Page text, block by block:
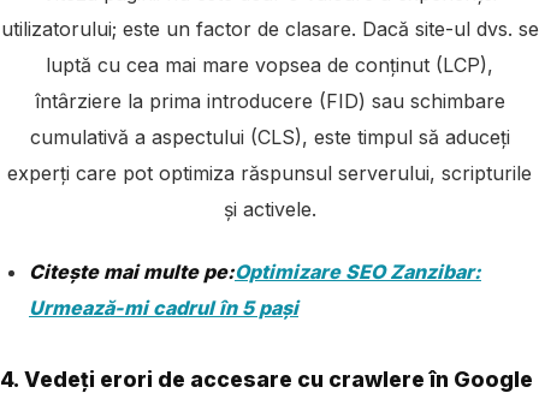
utilizatorului; este un factor de clasare. Dacă site-ul dvs. se
luptă cu cea mai mare vopsea de conținut (LCP),
întârziere la prima introducere (FID) sau schimbare
cumulativă a aspectului (CLS), este timpul să aduceți
experți care pot optimiza răspunsul serverului, scripturile
și activele.
Citește mai multe pe:Optimizare SEO Zanzibar:
Urmează-mi cadrul în 5 pași
4. Vedeți erori de accesare cu crawlere în Google